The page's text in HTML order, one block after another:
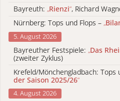
Bayreuth: „Rienzi“, Richard
Nürnberg: Tops und Flops – „
5. August 2026
Bayreuther Festspiele: „Das
(zweiter Zyklus)
Krefeld/Mönchengladbach: Tops
der Saison 2025/26“
4. August 2026